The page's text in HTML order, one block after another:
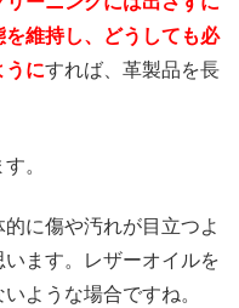
維持し、どうしても必
うにすれば、革製品を長
。
に傷や汚れが目立つよ
ます。レザーオイルを
ような場合ですね。